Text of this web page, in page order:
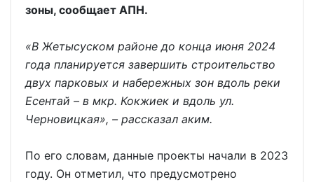
зоны, сообщает АПН.
«В Жетысуском районе до конца июня 2024
года планируется завершить строительство
двух парковых и набережных зон вдоль реки
Есентай – в мкр. Кокжиек и вдоль ул.
Черновицкая», – рассказал аким.
По его словам, данные проекты начали в 2023
году. Он отметил, что предусмотрено